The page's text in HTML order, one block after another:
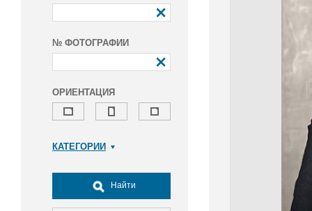
№ ФОТОГРАФИИ
ОРИЕНТАЦИЯ
КАТЕГОРИИ
Досуг, туризм и отдых
Культура
Найти